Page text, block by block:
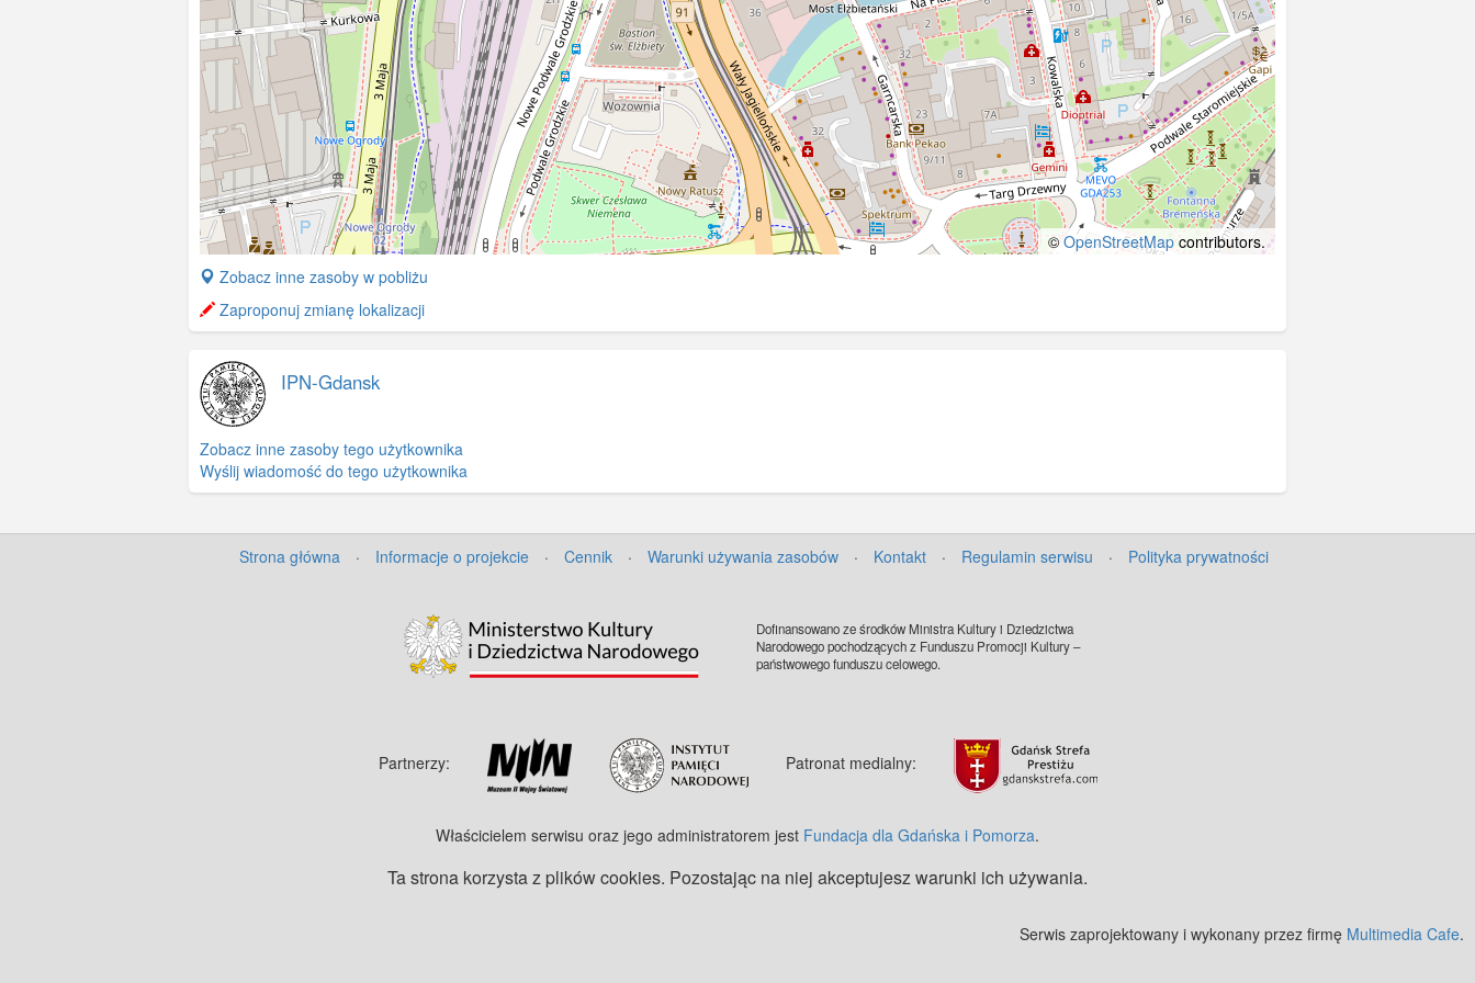
©OpenStreetMap contributors.
+
−
©OpenStreetMap
Zobacz inne zasoby w pobliżu
Zaproponuj zmianę lokalizacji
IPN-Gdansk
Zobacz inne zasoby tego użytkownika
Wyślij wiadomość do tego użytkownika
Strona główna · Informacje o projekcie · Cennik · Warunki używania zasobów · Kontakt · Regulamin serwisu · Polityka prywatności
Dofinansowano ze środków Ministra Kultury i Dziedzictwa
Narodowego pochodzących z Funduszu Promocji Kultury –
państwowego funduszu celowego.
Partnerzy: Patronat medialny:
Właścicielem serwisu oraz jego administratorem jest Fundacja dla Gdańska i Pomorza.
Ta strona korzysta z plików cookies. Pozostając na niej akceptujesz warunki ich używania.
Serwis zaprojektowany i wykonany przez firmę Multimedia Cafe.